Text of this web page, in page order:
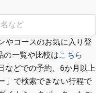
やコースのお気に入り登
の一覧や比較はこちら
どでの予約、6か月以上
」で検索できない行程で